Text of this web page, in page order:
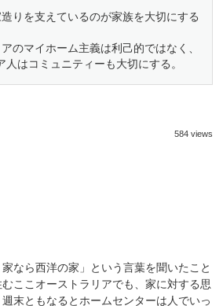
りを支えているのが家族を大切にする
のマイホーム主義は利己的ではなく、
人はコミュニティーも大切にする。
584 views
家なら西洋の家」という言葉を聞いたこと
ここオーストラリアでも、家に対する思
末ともなるとホームセンターは人でいっ